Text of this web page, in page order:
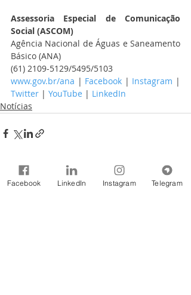
Assessoria Especial de Comunicação
Social (ASCOM)
Agência Nacional de Águas e Saneamento
Básico (ANA)
(61) 2109-5129/5495/5103
www.gov.br/ana | Facebook | Instagram
Twitter | YouTube | LinkedIn
Notícias
Comentários
Facebook LinkedIn Instagram Telegram